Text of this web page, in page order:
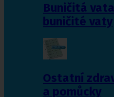
Buničitá
buničité vaty
Ostatní
a pomůcky